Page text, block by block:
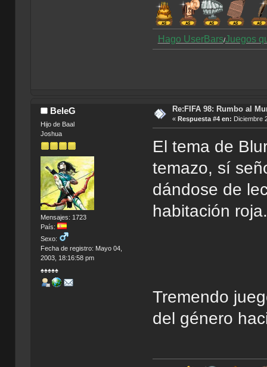
Hago UserBars/Juegos
BeleG
Hijo de Baal
Joshua
Mensajes: 1723
País:
Sexo:
Fecha de registro: Mayo 04,
2003, 18:16:58 pm
♠♠♠♠♠
Re:FIFA 98: Rumbo al
« Respuesta #4 en: Diciembre
El tema de
temazo, sí
dándose de
habitación
Tremendo
del género